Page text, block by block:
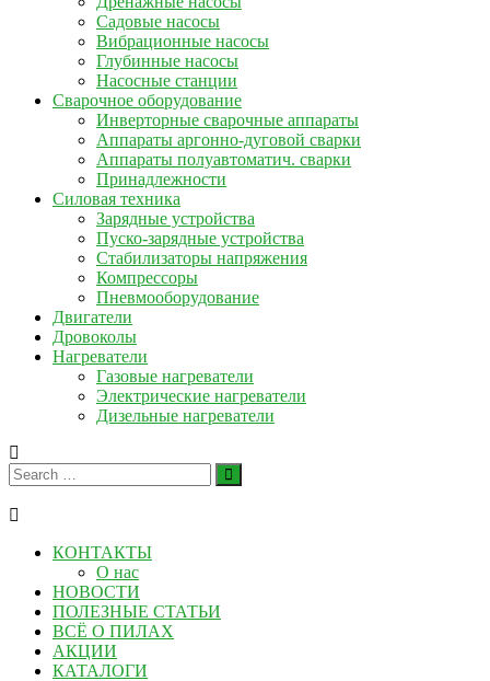
Садовые насосы
Вибрационные насосы
Глубинные насосы
Насосные станции
Сварочное оборудование
Инверторные сварочные аппараты
Аппараты аргонно-дуговой сварки
Аппараты полуавтоматич. сварки
Принадлежности
Силовая техника
Зарядные устройства
Пуско-зарядные устройства
Стабилизаторы напряжения
Компрессоры
Пневмооборудование
Двигатели
Дровоколы
Нагреватели
Газовые нагреватели
Электрические нагреватели
Дизельные нагреватели
КОНТАКТЫ
О нас
НОВОСТИ
ПОЛЕЗНЫЕ СТАТЬИ
ВСЁ О ПИЛАХ
АКЦИИ
КАТАЛОГИ